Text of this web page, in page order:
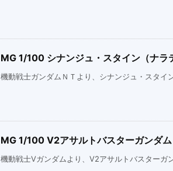
MG 1/100 シナンジュ・スタイン（ナラ
機動戦士ガンダムＮＴより、シナンジュ・スタイ
MG 1/100 V2アサルトバスターガンダ
機動戦士Vガンダムより、V2アサルトバスターガ